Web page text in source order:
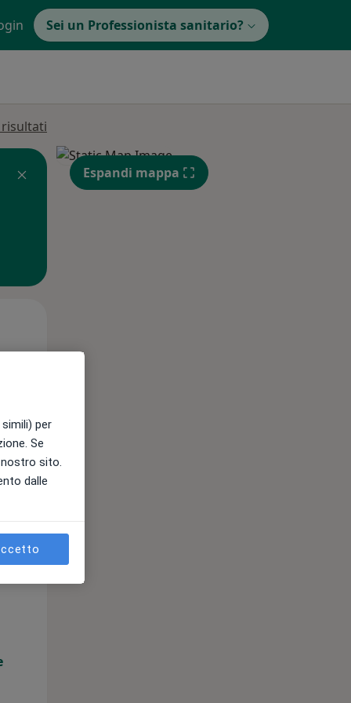
Sei un Professionista sanitario?
Mar,
Espandi mappa
per
Se
sito.
dalle